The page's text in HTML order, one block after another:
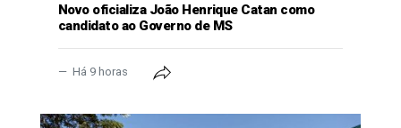
Novo oficializa João Henrique Catan como
candidato ao Governo de MS
Há 9 horas